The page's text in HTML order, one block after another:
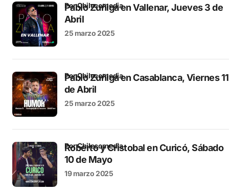
Pablo Zuñiga en Vallenar, Jueves 3 de
Abril
por Chilecomedia
25 marzo 2025
Pablo Zuñiga en Casablanca, Viernes 11
de Abril
por Chilecomedia
25 marzo 2025
Roberto y Cristobal en Curicó, Sábado
10 de Mayo
por Chilecomedia
19 marzo 2025